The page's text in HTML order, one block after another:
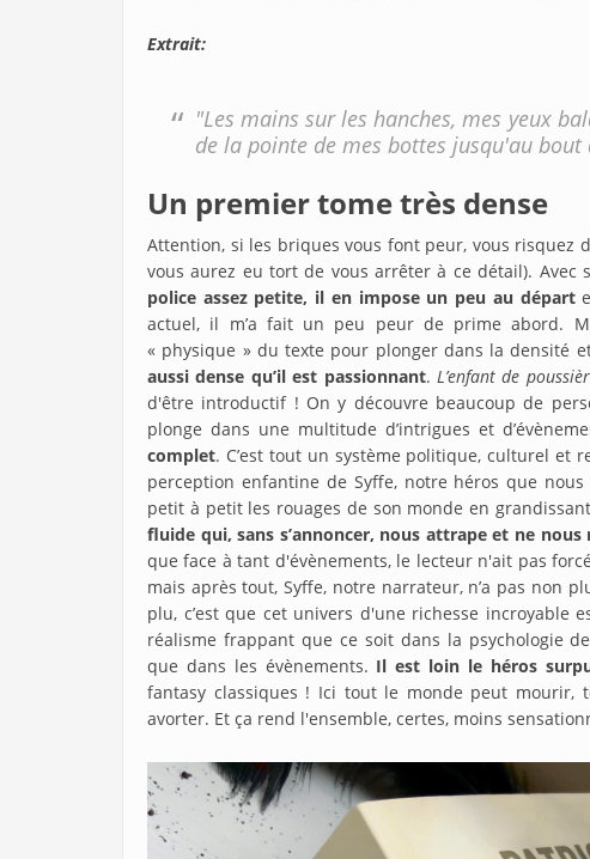
Extrait:
"Les mains sur les hanches, mes yeux
de la pointe de mes bottes jusqu'au bout
Un premier tome très dense
Attention, si les briques vous font peur, vous risquez
vous aurez eu tort de vous arrêter à ce détail). Avec
police assez petite, il en impose un peu au départ
actuel, il m’a fait un peu peur de prime abord.
« physique » du texte pour plonger dans la densité
aussi dense qu’il est passionnant.L’enfant de
d'être introductif ! On y découvre beaucoup de
plonge dans une multitude d’intrigues et
complet. C’est tout un système politique, culturel et
perception enfantine de Syffe, notre héros que
petit à petit les rouages de son monde en
fluide qui, sans s’annoncer, nous attrape et ne nous
que face à tant d'évènements, le lecteur n'ait pas
mais après tout, Syffe, notre narrateur, n’a pas non
plu, c’est que cet univers d'une richesse incroyable
réalisme frappant que ce soit dans la psychologie
que dans les évènements. Il est loin le héros
fantasy classiques ! Ici tout le monde peut mourir,
avorter. Et ça rend l'ensemble, certes, moins